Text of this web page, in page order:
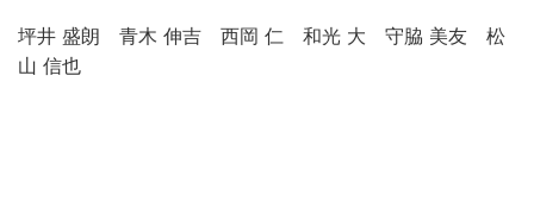
坪井 盛朗 青木 伸吉 西岡 仁 和光 大 守脇 美友 松
山 信也